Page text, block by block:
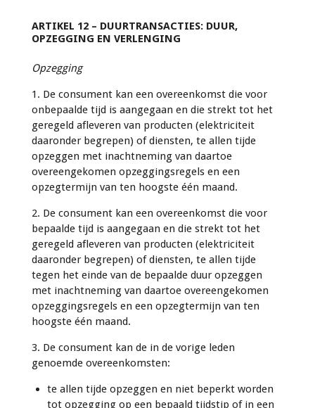
ARTIKEL 12 – DUURTRANSACTIES: DUUR,
OPZEGGING EN VERLENGING
Opzegging
1. De consument kan een overeenkomst die voor
onbepaalde tijd is aangegaan en die strekt tot het
geregeld afleveren van producten (elektriciteit
daaronder begrepen) of diensten, te allen tijde
opzeggen met inachtneming van daartoe
overeengekomen opzeggingsregels en een
opzegtermijn van ten hoogste één maand.
2. De consument kan een overeenkomst die voor
bepaalde tijd is aangegaan en die strekt tot het
geregeld afleveren van producten (elektriciteit
daaronder begrepen) of diensten, te allen tijde
tegen het einde van de bepaalde duur opzeggen
met inachtneming van daartoe overeengekomen
opzeggingsregels en een opzegtermijn van ten
hoogste één maand.
3. De consument kan de in de vorige leden
genoemde overeenkomsten:
te allen tijde opzeggen en niet beperkt worden
tot opzegging op een bepaald tijdstip of in een